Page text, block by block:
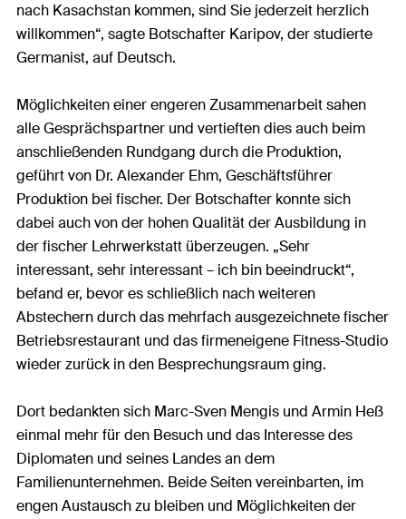
nach Kasachstan kommen, sind Sie jederzeit herzlich
willkommen“, sagte Botschafter Karipov, der studierte
Germanist, auf Deutsch.
Möglichkeiten einer engeren Zusammenarbeit sahen
alle Gesprächspartner und vertieften dies auch beim
anschließenden Rundgang durch die Produktion,
geführt von Dr. Alexander Ehm, Geschäftsführer
Produktion bei fischer. Der Botschafter konnte sich
dabei auch von der hohen Qualität der Ausbildung in
der fischer Lehrwerkstatt überzeugen. „Sehr
interessant, sehr interessant – ich bin beeindruckt“,
befand er, bevor es schließlich nach weiteren
Abstechern durch das mehrfach ausgezeichnete fischer
Betriebsrestaurant und das firmeneigene Fitness-Studio
wieder zurück in den Besprechungsraum ging.
Dort bedankten sich Marc-Sven Mengis und Armin Heß
einmal mehr für den Besuch und das Interesse des
Diplomaten und seines Landes an dem
Familienunternehmen. Beide Seiten vereinbarten, im
engen Austausch zu bleiben und Möglichkeiten der